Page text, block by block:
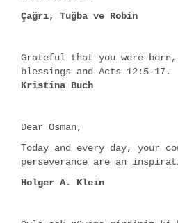
Çağrı, Tuğba ve Robin
Grateful that you were born,
blessings and Acts 12:5-17.
Kristina Buch
Dear Osman,
Today and every day, your
perseverance are an
Holger A. Klein